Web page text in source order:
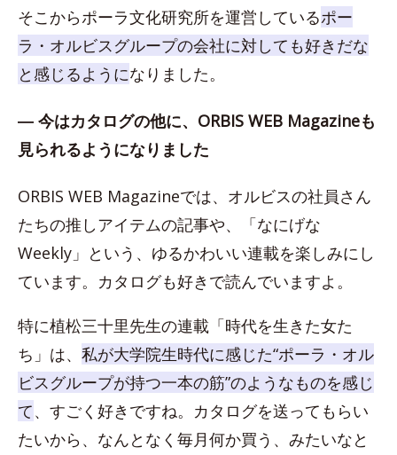
そこからポーラ文化研究所を運営しているポー
ラ・オルビスグループの会社に対しても好きだな
と感じるようになりました。
― 今はカタログの他に、ORBIS WEB Magazineも
見られるようになりました
ORBIS WEB Magazineでは、オルビスの社員さん
たちの推しアイテムの記事や、「なにげな
Weekly」という、ゆるかわいい連載を楽しみにし
ています。カタログも好きで読んでいますよ。
特に植松三十里先生の連載「時代を生きた女た
ち」は、 私が大学院生時代に感じた“ポーラ・オル
ビスグループが持つ一本の筋”のようなものを感じ
て、すごく好きですね。カタログを送ってもらい
たいから、なんとなく毎月何か買う、みたいなと